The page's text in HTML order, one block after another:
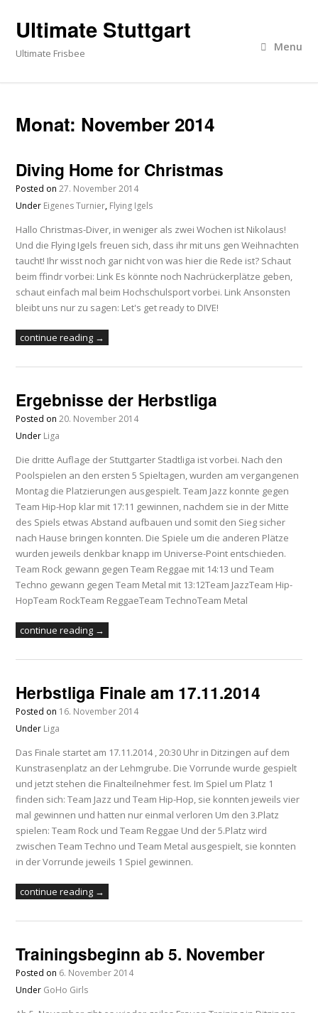
Ultimate Stuttgart
Ultimate Frisbee Menu
Monat: November 2014
Diving Home for Christmas
Posted on27. November 2014
Under Eigenes Turnier, Flying Igels
Hallo Christmas-Diver, in weniger als zwei Wochen ist Nikolaus!
Und die Flying Igels freuen sich, dass ihr mit uns gen Weihnachten
taucht! Ihr wisst noch gar nicht von was hier die Rede ist? Schaut
beim ffindr vorbei: Link Es könnte noch Nachrückerplätze geben,
schaut einfach mal beim Hochschulsport vorbei. Link Ansonsten
bleibt uns nur zu sagen: Let's get ready to DIVE!
continue reading →
Ergebnisse der Herbstliga
Posted on20. November 2014
Under Liga
Die dritte Auflage der Stuttgarter Stadtliga ist vorbei. Nach den
Poolspielen an den ersten 5 Spieltagen, wurden am vergangenen
Montag die Platzierungen ausgespielt. Team Jazz konnte gegen
Team Hip-Hop klar mit 17:11 gewinnen, nachdem sie in der Mitte
des Spiels etwas Abstand aufbauen und somit den Sieg sicher
nach Hause bringen konnten. Die Spiele um die anderen Plätze
wurden jeweils denkbar knapp im Universe-Point entschieden.
Team Rock gewann gegen Team Reggae mit 14:13 und Team
Techno gewann gegen Team Metal mit 13:12Team JazzTeam Hip-
HopTeam RockTeam ReggaeTeam TechnoTeam Metal
continue reading →
Herbstliga Finale am 17.11.2014
Posted on 16. November 2014
Under Liga
Das Finale startet am 17.11.2014 , 20:30 Uhr in Ditzingen auf dem
Kunstrasenplatz an der Lehmgrube. Die Vorrunde wurde gespielt
und jetzt stehen die Finalteilnehmer fest. Im Spiel um Platz 1
finden sich: Team Jazz und Team Hip-Hop, sie konnten jeweils vier
mal gewinnen und hatten nur einmal verloren Um den 3.Platz
spielen: Team Rock und Team Reggae Und der 5.Platz wird
zwischen Team Techno und Team Metal ausgespielt, sie konnten
in der Vorrunde jeweils 1 Spiel gewinnen.
continue reading →
Trainingsbeginn ab 5. November
Posted on 6. November 2014
Under GoHo Girls